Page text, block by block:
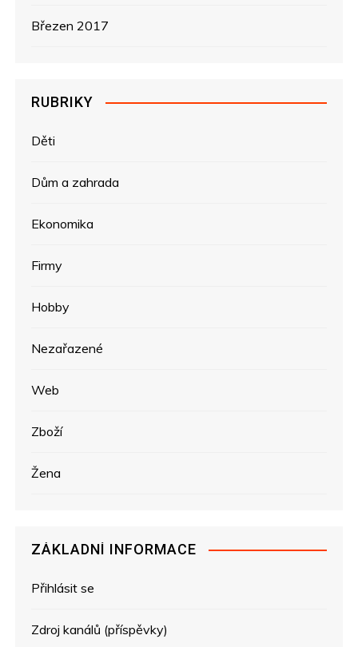
Březen 2017
RUBRIKY
Děti
Dům a zahrada
Ekonomika
Firmy
Hobby
Nezařazené
Web
Zboží
Žena
ZÁKLADNÍ INFORMACE
Přihlásit se
Zdroj kanálů (příspěvky)